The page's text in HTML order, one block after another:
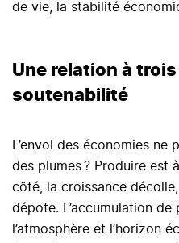
de vie, la stabilité
Une relation à
soutenabilité
L’envol des économies
des plumes ? Produire est
côté, la croissance
dépote. L’accumulation
l’atmosphère et l’horizon